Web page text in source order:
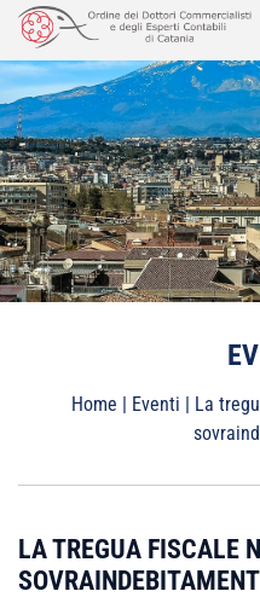
Vai
contenuto
Home | Eventi | La
LA TREGUA FISCALE